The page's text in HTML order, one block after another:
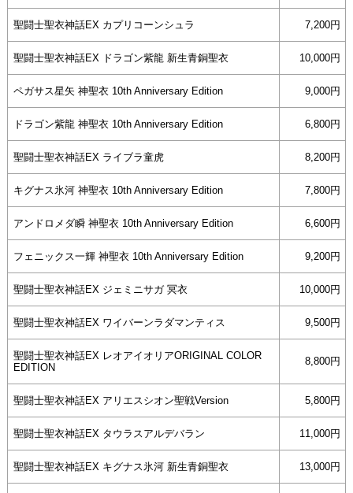
聖闘士聖衣神話EX カプリコーンシュラ 7,200円
聖闘士聖衣神話EX ドラゴン紫龍 新生青銅聖衣 10,000円
ペガサス星矢 神聖衣 10th Anniversary Edition 9,000円
ドラゴン紫龍 神聖衣 10th Anniversary Edition 6,800円
聖闘士聖衣神話EX ライブラ童虎 8,200円
キグナス氷河 神聖衣 10th Anniversary Edition 7,800円
アンドロメダ瞬 神聖衣 10th Anniversary Edition 6,600円
フェニックス一輝 神聖衣 10th Anniversary Edition 9,200円
聖闘士聖衣神話EX ジェミニサガ 冥衣 10,000円
聖闘士聖衣神話EX ワイバーンラダマンティス 9,500円
聖闘士聖衣神話EX レオアイオリアORIGINAL COLOR
EDITION
8,800円
聖闘士聖衣神話EX アリエスシオン聖戦Version 5,800円
聖闘士聖衣神話EX タウラスアルデバラン 11,000円
聖闘士聖衣神話EX キグナス氷河 新生青銅聖衣 13,000円